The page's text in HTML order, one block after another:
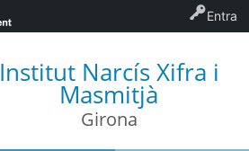
Institut Narcís Xifra i
Masmitjà
Girona
Entra